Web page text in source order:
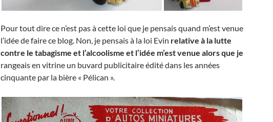
Pour tout dire ce n’est pas à cette loi que je pensais quand m’est venue
l’idée de faire ce blog. Non, je pensais à la loi Evin relative à la lutte
contre le tabagisme et l’alcoolisme et l’idée m’est venue alors que je
rangeais en vitrine un buvard publicitaire édité dans les années
cinquante par la bière « Pélican ».